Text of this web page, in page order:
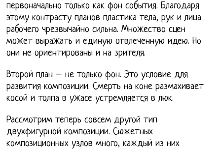
первоначально только как фон события. Благодаря
этому контрасту планов пластика тела, рук и лица
рабочего чрезвычайно сильна. Множество сцен
может выражать и единую отвлеченную идею. Но
они не ориентированы и на зрителя.
Второй план – не только фон. Это условие для
развития композиции. Смерть на коне размахивает
косой и толпа в ужасе устремляется в люк.
Рассмотрим теперь совсем другой тип
двухфигурной композиции. Сюжетных
композиционных узлов много, каждый из них